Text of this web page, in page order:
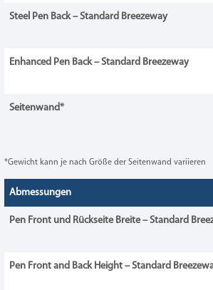
Steel Pen Back – Standard Breezeway
Enhanced Pen Back – Standard Breezeway
Seitenwand*
*Gewicht kann je nach Größe der Seitenwand variieren
Abmessungen
Pen Front und Rückseite Breite–Standard
Pen Front and Back Height – Standard